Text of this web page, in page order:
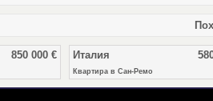
850 000 € Италия
Квартира в Сан-Ремо